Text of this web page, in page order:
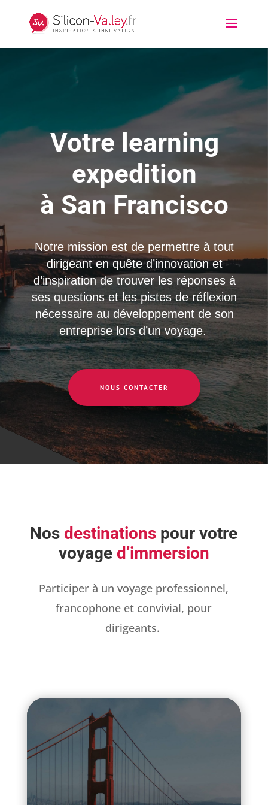
Votre learning
expedition
à San Francisco
Notre mission est de permettre à tout
dirigeant en quête d’innovation et
d’inspiration de trouver les réponses à
ses questions et les pistes de réflexion
nécessaire au développement de son
entreprise lors d’un voyage.
NOUS CONTACTER
Nos destinations pour votre
voyaged’immersion
Participer à un voyage professionnel,
francophone et convivial, pour
dirigeants.
u
s
e
s